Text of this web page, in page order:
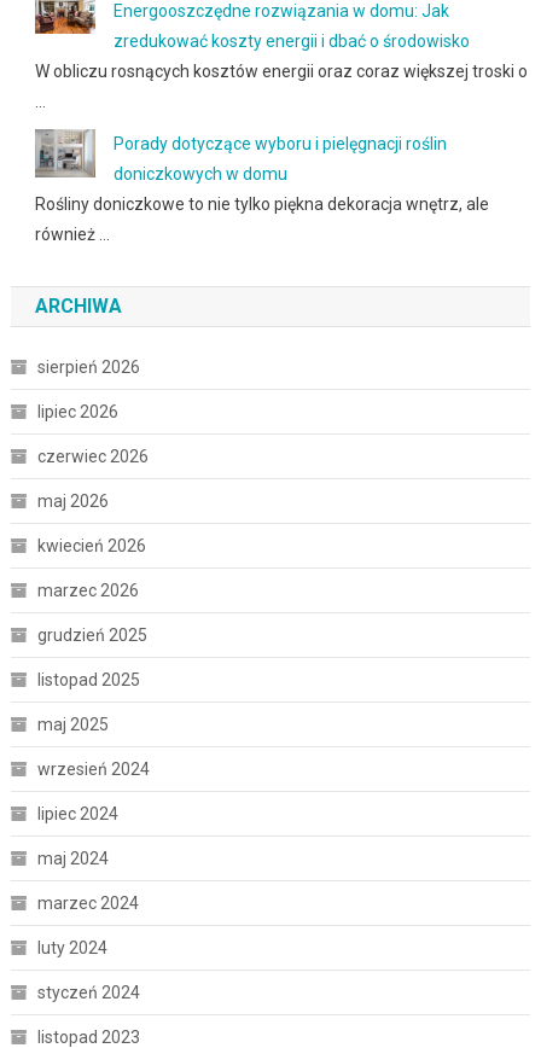
Energooszczędne rozwiązania w domu: Jak
zredukować koszty energii i dbać o środowisko
W obliczu rosnących kosztów energii oraz coraz większej troski o
Porady dotyczące wyboru i pielęgnacji roślin
doniczkowych w domu
Rośliny doniczkowe to nie tylko piękna dekoracja wnętrz, ale
również …
ARCHIWA
sierpień 2026
lipiec 2026
czerwiec 2026
maj 2026
kwiecień 2026
marzec 2026
grudzień 2025
listopad 2025
maj 2025
wrzesień 2024
lipiec 2024
maj 2024
marzec 2024
luty 2024
styczeń 2024
listopad 2023